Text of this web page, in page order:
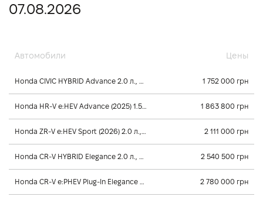
07.08.2026
Автомобили Цены
Honda CIVIC HYBRID Advance 2.0 л., 2024, Редуктор 1 752 000 грн
Honda HR-V e:HEV Advance (2025) 1.5 л., 2025, Автомат 1 863 800 грн
Honda ZR-V e:HEV Sport (2026) 2.0 л., 2026, Автомат 2 111 000 грн
Honda CR-V HYBRID Elegance 2.0 л., 2026, Автомат 2 540 500 грн
Honda CR-V e:PHEV Plug-In Elegance Tech 2.0 л., 2026, Автомат 2 780 000 грн